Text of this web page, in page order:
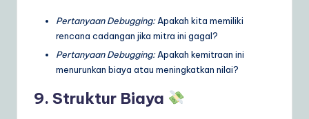
Pertanyaan Debugging:Apakah kita memiliki
rencana cadangan jika mitra ini gagal?
Pertanyaan Debugging:Apakah kemitraan ini
menurunkan biaya atau meningkatkan nilai?
9. Struktur Biaya